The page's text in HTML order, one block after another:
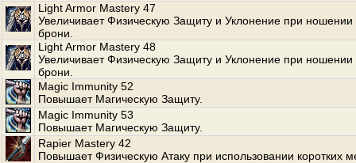
Light Armor Mastery 47
Увеличивает Физическую Защиту и Уклонение при ношении
брони.
Light Armor Mastery 48
Увеличивает Физическую Защиту и Уклонение при ношении
брони.
Magic Immunity 52
Повышает Магическую Защиту.
Magic Immunity 53
Повышает Магическую Защиту.
Rapier Mastery 42
Повышает Физическую Атаку при использовании коротких